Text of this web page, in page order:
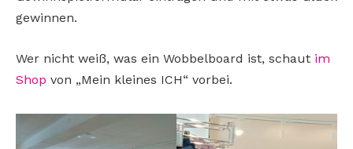
gewinnen.
Wer nicht weiß, was ein Wobbelboard ist, schaut im
Shop von „Mein kleines ICH“ vorbei.